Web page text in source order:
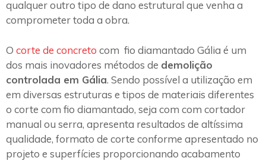
qualquer outro tipo de dano estrutural que venha a
comprometer toda a obra.
O corte de concreto com fio diamantado Gália é um
dos mais inovadores métodos de demolição
controlada em Gália. Sendo possível a utilização em
em diversas estruturas e tipos de materiais diferentes
o corte com fio diamantado, seja com com cortador
manual ou serra, apresenta resultados de altíssima
qualidade, formato de corte conforme apresentado no
projeto e superfícies proporcionando acabamento